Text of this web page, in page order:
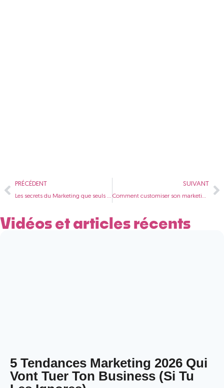
PRÉCÉDENT
Les secrets du Marketing que seuls 25 ans peuvent révéler
SUIVANT
Comment customiser son marketing à l’infini avec les GPTs de ChatGPT
Vidéos et articles récents
5 Tendances Marketing 2026 Qui
Vont Tuer Ton Business (Si Tu